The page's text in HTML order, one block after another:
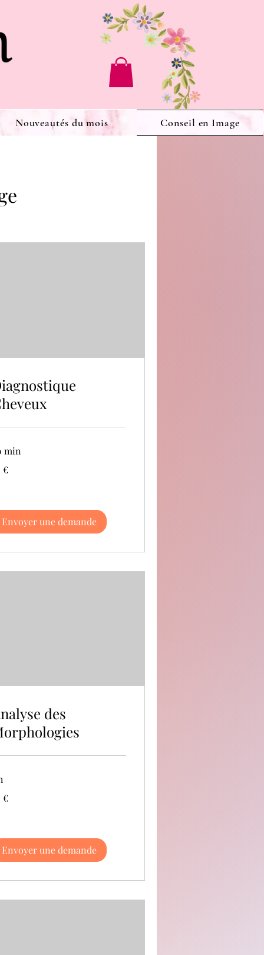
Nouveautés du mois Conseil en Image
min
€
Envoyer une demande
des
€
Envoyer une demande